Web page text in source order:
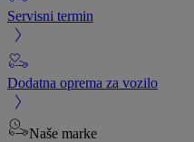
Servisni termin
Dodatna oprema za vozilo
Naše marke